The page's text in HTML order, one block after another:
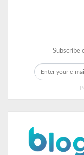
AC
Fitur
Deluxe 2
Subscribe